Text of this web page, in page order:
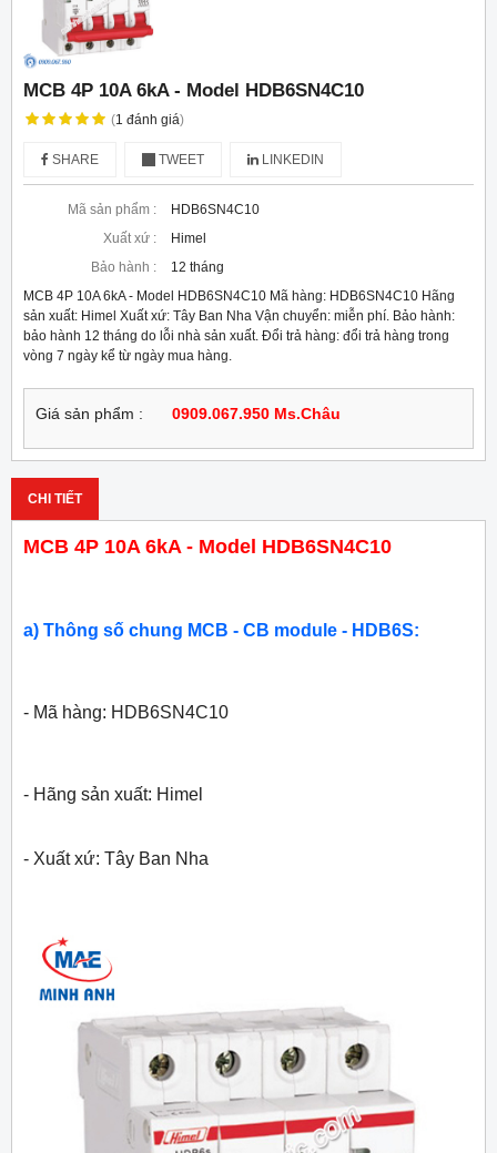
MCB 4P 10A 6kA - Model HDB6SN4C10
(1 đánh giá)
SHARE TWEET LINKEDIN
Mã sản phẩm :
HDB6SN4C10
Xuất xứ :
Himel
Bảo hành :
12 tháng
MCB 4P 10A 6kA - Model HDB6SN4C10 Mã hàng: HDB6SN4C10 Hãng
sản xuất: Himel Xuất xứ: Tây Ban Nha Vận chuyển: miễn phí. Bảo hành:
bảo hành 12 tháng do lỗi nhà sản xuất. Đổi trả hàng: đổi trả hàng trong
vòng 7 ngày kể từ ngày mua hàng.
Giá sản phẩm : 0909.067.950 Ms.Châu
CHI TIẾT
MCB 4P 10A 6kA - Model HDB6SN4C10
a) Thông số chung MCB - CB module - HDB6S:
- Mã hàng: HDB6SN4C10
- Hãng sản xuất: Himel
- Xuất xứ: Tây Ban Nha